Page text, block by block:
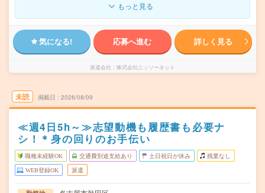
もっと見る
気になる! 応募へ進む 詳しく見る
派遣会社 株式会社ニッソーネット
未読 掲載日 2026/08/09
≪週4日5h～≫志望動機も履歴書も必要ナ
シ！＊身の回りのお手伝い
職種未経験OK 交通費別途支給あり 土日祝日が休み 残業なし
WEB登録OK 派遣